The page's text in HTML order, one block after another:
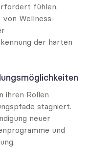
fühlen.
von Wellness-
der harten
ihren Rollen
stagniert.
neuer
und